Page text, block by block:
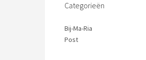
Categorieën
Bij-Ma-Ria
Post